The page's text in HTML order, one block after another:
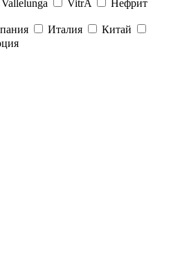
Vallelunga VitrA
Нефрит
Италия
Китай